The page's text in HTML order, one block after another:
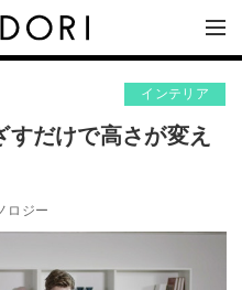
インテリア
だけで高さが変え
ロジー